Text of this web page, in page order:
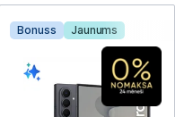
Bonuss Jaunums